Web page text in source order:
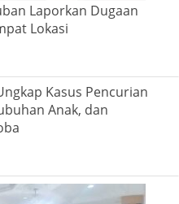
Laporkan Dugaan
Lokasi
Kasus Pencurian
Anak, dan